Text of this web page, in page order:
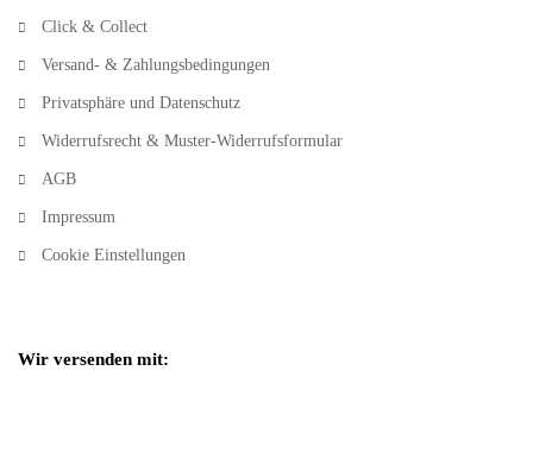
Click & Collect
Versand- & Zahlungsbedingungen
Privatsphäre und Datenschutz
Widerrufsrecht & Muster-Widerrufsformular
AGB
Impressum
Cookie Einstellungen
Wir versenden mit: